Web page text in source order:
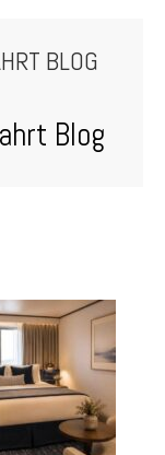
BLOG
Blog